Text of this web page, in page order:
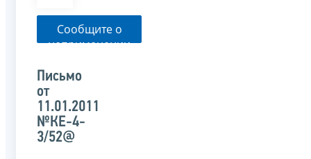
Сообщите о
неприменении
органом
письма
Письмо
от
11.01.2011
№КЕ-4-
3/52@